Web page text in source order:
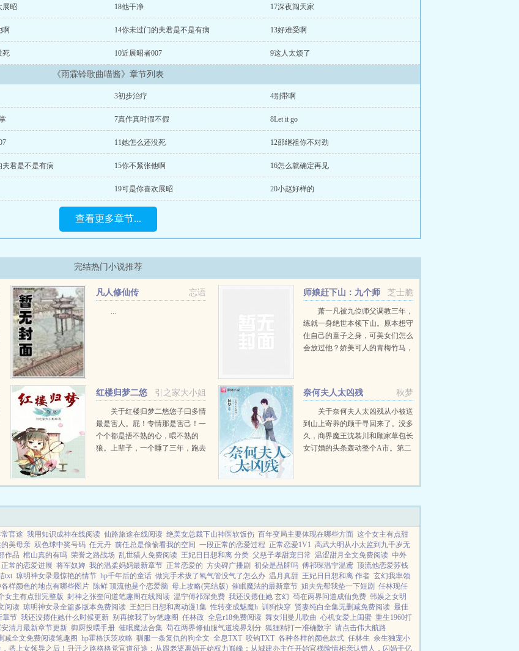
展昭 18他干净 17深夜闯天家
啊 14你未过门的夫君是不是有病 13好难受啊
死 10近展昭者007 9这人太烦了
《雨霖铃歌曲喵酱》章节列表
3初步治疗 4别带啊
7真作真时假不假 8Let it go
11她怎么还没死 12邵继祖你不对劲
夫君是不是有病 15你不紧张他啊 16怎么就确定再见
19可是你喜欢展昭 20小赵好样的
查看更多章节...
完结热门小说推荐
忘语
凡人修仙传
...
芝士脆
师娘赶下山：九个师
姐绝色倾城
萧一凡被九位师父调教三年，
练就一身绝世本领下山。原本想守
住自己的童子之身，可美女们怎么
会放过他？娇美可人的青梅竹马，
了！...
引之家大小姐
红楼归梦二悠
关于红楼归梦二悠悠子曰多情
最是害人。屁！专情那是害己！一
个个都是捂不熟的心，喂不熟的
狼。上辈子，一个睡了三年，跑去
成亲得，我一个活了两辈子的瓶子
秋梦
奈何夫人太凶残
关于奈何夫人太凶残从小被送
到山上寄养的顾千寻回来了。没多
久，商界魔王沈慕川和顾家草包长
女订婚的头条轰动整个A市。第二
里来的，除了长得漂亮和一身蛮
官途 我用知识成神在线阅读 仙路旅途在线阅读 绝美女总裁下山神医软饭伤 百年变局主要体现在哪些方面 这个女主有点甜
美母亲 双色球中奖号码 任元丹 前任总是偷偷看我的空间 一段正常的恋爱过程 正常恋爱1V1 高武大明从小太监到九千岁无
作品 棺山真的有吗 荣誉之路战场 乱世猎人免费阅读 王妃日日想和离 分类 父慈子孝甜宠日常 温涩甜月全文免费阅读 中外
正常的恋爱进展 将军奴婢 我的温柔妈妈最新章节 正常恋爱的 方尖碑广播剧 初朵是品牌吗 傅祁琛温宁温鸢 顶流他恋爱苏钱
txt 琼明神女录最惊艳的情节 hp千年后的童话 做完手术拔了氧气管没气了怎么办 温月真甜 王妃日日想和离 作者 玄幻我率领
样颜色的地点有哪些图片 陈鲜 顶流他是个恋爱脑 母上攻略(完结版) 催眠魔法的最新章节 姐夫先帮我垫一下短剧 任林现任
女主有点甜完整版 封神之张奎问道笔趣阁在线阅读 温宁傅祁深免费 我还没摁住她 玄幻 苟在两界问道成仙免费 韩娱之女明
阅读 琼明神女录全篇多版本免费阅读 王妃日日想和离动漫1集 性转变成魅魔h 训狗快穿 贤妻纯白全集无删减免费阅读 最佳
章节 我还没摁住她什么时候更新 别再撩我了by笔趣阁 任林政 全息r18免费阅读 舞女泪曼儿歌曲 心机女爱上闺蜜 重生1960打
清月最新章节更新 御厨投喂手册 催眠魔法合集 苟在两界修仙服气道境界划分 狐狸精打一准确数字 请点击伟大航路
减全文免费阅读笔趣阁 hp霍格沃茨攻略 驯服一条复仇的狗全文 全息TXT 咬钩TXT 各种各样的颜色款式 任林生 余生独宠小
搭上女领导之后！ 升迁之路格格党官道征途：从跟老婆离婚开始权力巅峰：从城建办主任开始官梯险情相亲认错人，闪婚千亿